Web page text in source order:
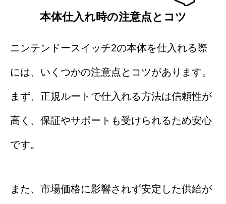
本体仕入れ時の注意点とコツ
ニンテンドースイッチ2の本体を仕入れる際
には、いくつかの注意点とコツがあります。
まず、正規ルートで仕入れる方法は信頼性が
高く、保証やサポートも受けられるため安心
です。
また、市場価格に影響されず安定した供給が